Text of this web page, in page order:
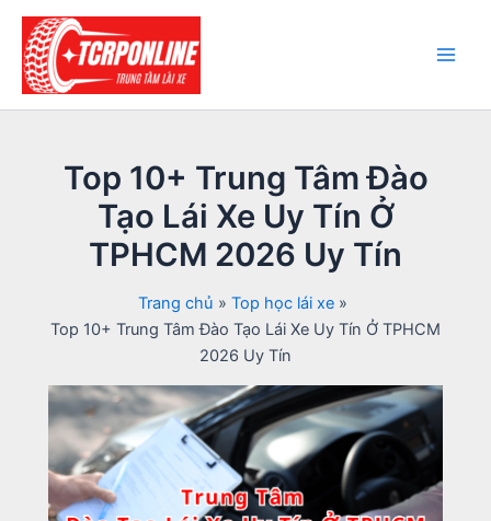
Nhảy
dung
Top 10+ Trung Tâm Đào
Tạo Lái Xe Uy Tín Ở
TPHCM 2026 Uy Tín
Trang chủ
Top học lái xe
Top 10+ Trung Tâm Đào Tạo Lái Xe Uy Tín Ở TPHCM
2026 Uy Tín